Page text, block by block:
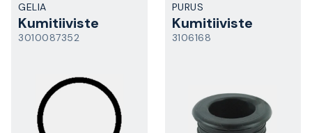
GELIA
Kumitiiviste
3010087352
PURUS
Kumitiiviste
3106168